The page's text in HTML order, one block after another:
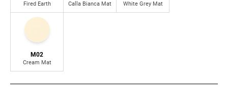
Fired Earth Calla Bianca Mat White Grey Mat
M02
Cream Mat